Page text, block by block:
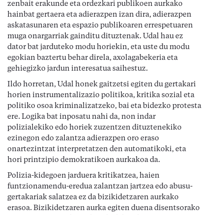
zenbait erakunde eta ordezkari publikoen aurkako
hainbat gertaera eta adierazpen izan dira, adierazpen
askatasunaren eta espazio publikoaren errespetuaren
muga onargarriak gainditu dituztenak. Udal hau ez
dator bat jarduteko modu horiekin, eta uste du modu
egokian baztertu behar direla, axolagabekeria eta
gehiegizko jardun interesatua saihestuz.
Ildo horretan, Udal honek gaitzetsi egiten du gertakari
horien instrumentalizazio politikoa, kritika sozial eta
politiko osoa kriminalizatzeko, bai eta bidezko protesta
ere. Logika bat inposatu nahi da, non indar
polizialekiko edo horiek zuzentzen dituztenekiko
ezinegon edo zalantza adierazpen oro eraso
onartezintzat interpretatzen den automatikoki, eta
hori printzipio demokratikoen aurkakoa da.
Polizia-kidegoen jarduera kritikatzea, haien
funtzionamendu-eredua zalantzan jartzea edo abusu-
gertakariak salatzea ez da bizikidetzaren aurkako
erasoa. Bizikidetzaren aurka egiten duena disentsorako